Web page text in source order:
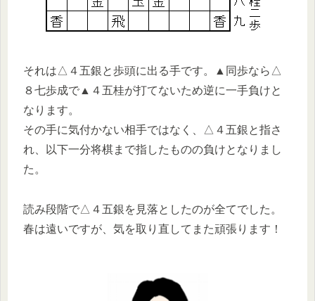
それは△４五銀と歩頭に出る手です。▲同歩なら△
８七歩成で▲４五桂が打てないため逆に一手負けと
なります。
その手に気付かない相手ではなく、△４五銀と指さ
れ、以下一分将棋まで指したものの負けとなりまし
た。
読み段階で△４五銀を見落としたのが全てでした。
春は遠いですが、気を取り直してまた頑張ります！